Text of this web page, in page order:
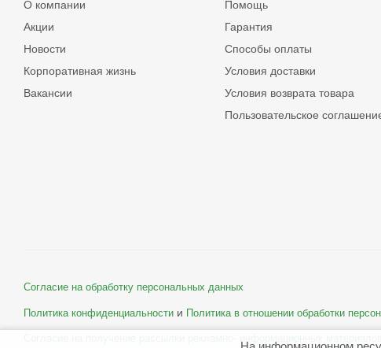
О компании
Акции
Новости
Корпоративная жизнь
Вакансии
Помощь
Гарантия
Способы оплаты
Условия доставки
Условия возврата товара
Пользовательское
Согласие на обработку персональных данных
Политика конфиденциальности и Политика в отношении обработки